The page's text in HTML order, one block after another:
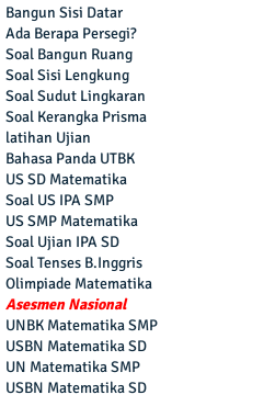
Bangun Sisi Datar
Ada Berapa Persegi?
Soal Bangun Ruang
Soal Sisi Lengkung
Soal Sudut Lingkaran
Soal Kerangka Prisma
latihan Ujian
Bahasa Panda UTBK
US SD Matematika
Soal US IPA SMP
US SMP Matematika
Soal Ujian IPA SD
Soal Tenses B.Inggris
Olimpiade Matematika
Asesmen Nasional
UNBK Matematika SMP
USBN Matematika SD
UN Matematika SMP
USBN Matematika SD